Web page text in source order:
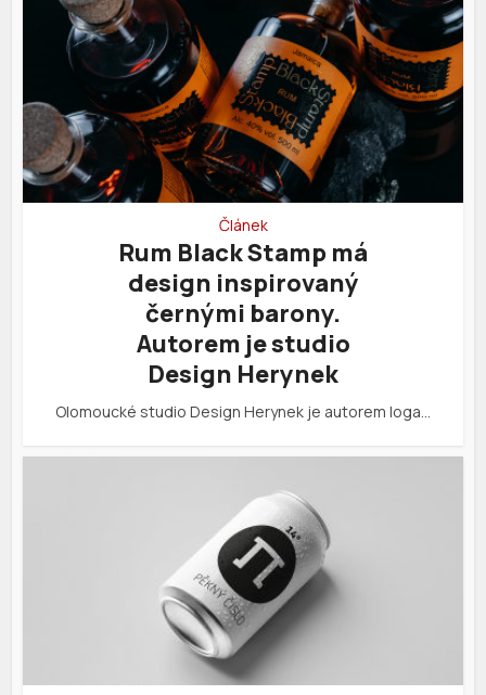
Článek
Rum Black Stamp má
design inspirovaný
černými barony.
Autorem je studio
Design Herynek
Olomoucké studio Design Herynek je autorem loga…